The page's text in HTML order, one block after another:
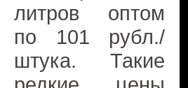
литров оптом
по 101 рубл./
штука. Такие